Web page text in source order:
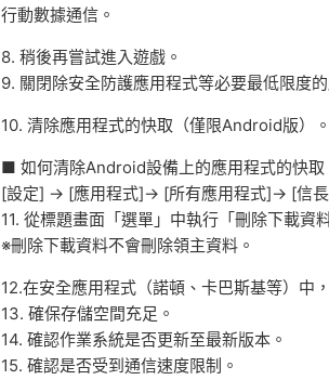
行動數據通信。
8. 稍後再嘗試進入遊戲。
9. 關閉除安全防護應用程式等必要最低限度
10. 清除應用程式的快取（僅限Android版）。
■ 如何清除Android設備上的應用程式的快取
[設定] → [應用程式]→ [所有應用程式]→ [信
11. 從標題畫面「選單」中執行「刪除下載資
※刪除下載資料不會刪除領主資料。
12.在安全應用程式（諾頓、卡巴斯基等）中
13. 確保存儲空間充足。
14. 確認作業系統是否更新至最新版本。
15. 確認是否受到通信速度限制。